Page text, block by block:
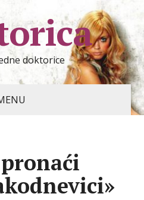
doktorice